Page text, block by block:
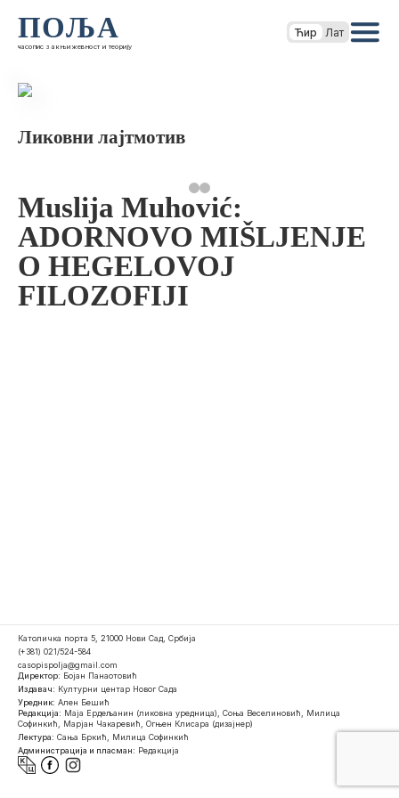
ПОЉА
часопис за књижевност и теорију
Ћир Лат
Ликовни лајтмотив
Muslija Muhović:
ADORNOVO MIŠLJENJE
O HEGELOVOJ
FILOZOFIJI
Католичка порта 5, 21000 Нови Сад, Србија
(+381) 021/524-584
casopispolja@gmail.com
Директор: Бојан Панаотовић
Издавач: Културни центар Новог Сада
Уредник: Ален Бешић
Редакција: Маја Ердељанин (ликовна уредница), Соња Веселиновић, Милица
Софинкић, Марјан Чакаревић, Огњен Клисара (дизајнер)
Лектура: Сања Бркић, Милица Софинкић
Администрација и пласман: Редакција